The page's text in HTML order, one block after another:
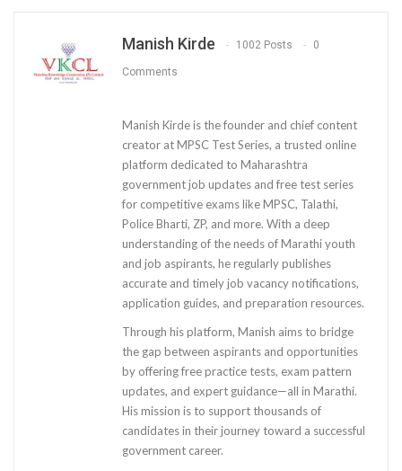
Manish Kirde 1002 Posts 0
Comments
Manish Kirde is the founder and chief content
creator at MPSC Test Series, a trusted online
platform dedicated to Maharashtra
government job updates and free test series
for competitive exams like MPSC, Talathi,
Police Bharti, ZP, and more. With a deep
understanding of the needs of Marathi youth
and job aspirants, he regularly publishes
accurate and timely job vacancy notifications,
application guides, and preparation resources.
Through his platform, Manish aims to bridge
the gap between aspirants and opportunities
by offering free practice tests, exam pattern
updates, and expert guidance—all in Marathi.
His mission is to support thousands of
candidates in their journey toward a successful
government career.